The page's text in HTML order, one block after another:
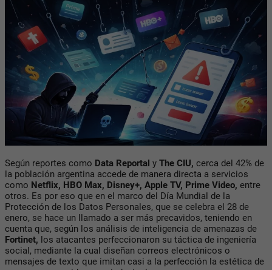
Según reportes como Data Reportal y The CIU, cerca del 42% de
la población argentina accede de manera directa a servicios
como Netflix, HBO Max, Disney+, Apple TV, Prime Video, entre
otros. Es por eso que en el marco del Día Mundial de la
Protección de los Datos Personales, que se celebra el 28 de
enero, se hace un llamado a ser más precavidos, teniendo en
cuenta que, según los análisis de inteligencia de amenazas de
Fortinet, los atacantes perfeccionaron su táctica de ingeniería
social, mediante la cual diseñan correos electrónicos o
mensajes de texto que imitan casi a la perfección la estética de